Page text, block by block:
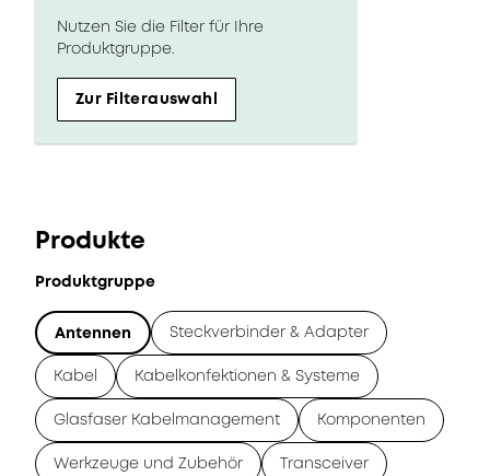
Nutzen Sie die Filter für Ihre
Produktgruppe.
Zur Filterauswahl
Produkte
Produktgruppe
Antennen Steckverbinder & Adapter
Kabel Kabelkonfektionen & Systeme
Glasfaser Kabelmanagement Komponenten
Werkzeuge und Zubehör Transceiver